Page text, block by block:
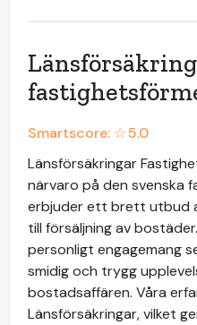
Smartscore: ☆5.0
Länsförsäkringar
närvaro på den svenska
erbjuder ett brett utbud
till försäljning av
personligt engagemang
smidig och trygg
bostadsaffären. Våra
Länsförsäkringar, vilket